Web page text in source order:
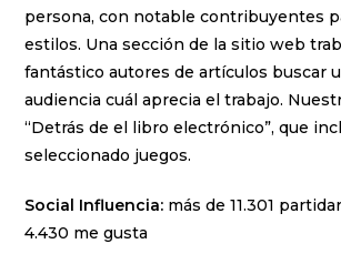
persona, con notable contribuyentes
estilos. Una sección de la sitio web
fantástico autores de artículos buscar
audiencia cuál aprecia el trabajo.
“Detrás de el libro electrónico”, que
seleccionado juegos.
Social Influencia: más de 11.301
4.430 me gusta